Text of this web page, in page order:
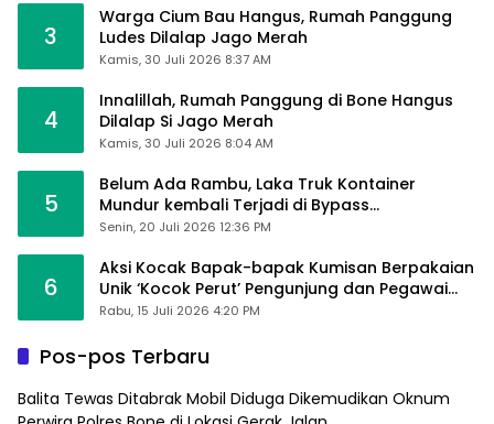
3
Warga Cium Bau Hangus, Rumah Panggung
Ludes Dilalap Jago Merah
Kamis, 30 Juli 2026 8:37 AM
4
Innalillah, Rumah Panggung di Bone Hangus
Dilalap Si Jago Merah
Kamis, 30 Juli 2026 8:04 AM
5
Belum Ada Rambu, Laka Truk Kontainer
Mundur kembali Terjadi di Bypass
Sumpallabbu
Senin, 20 Juli 2026 12:36 PM
6
Aksi Kocak Bapak-bapak Kumisan Berpakaian
Unik ‘Kocok Perut’ Pengunjung dan Pegawai
Alfamart, Ngaku Aktifkan Layar Sentuh Atm
Rabu, 15 Juli 2026 4:20 PM
Pos-pos Terbaru
Balita Tewas Ditabrak Mobil Diduga Dikemudikan Oknum